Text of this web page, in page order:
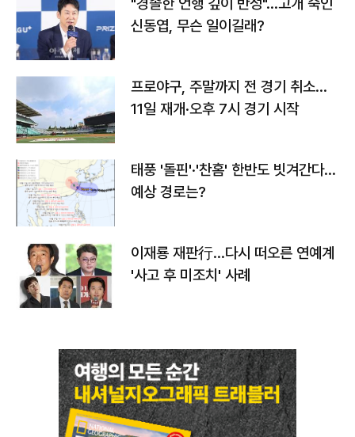
신동엽, 무슨 일이길래?
프로야구, 주말까지 전 경기 취소…
11일 재개·오후 7시 경기 시작
태풍 '돌핀'·'찬홈' 한반도 빗겨간다…
예상 경로는?
이재룡 재판行…다시 떠오른 연예계
'사고 후 미조치' 사례